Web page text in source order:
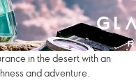
in the desert with an
and adventure.